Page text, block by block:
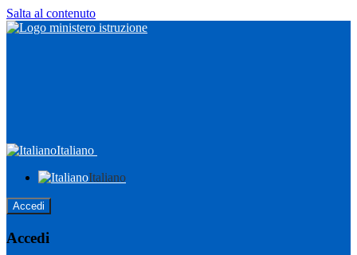
Salta al contenuto
Italiano
Italiano
Accedi
Accedi